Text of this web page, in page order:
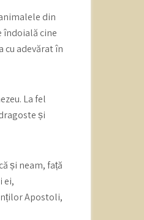
din
îndoială cine
cu adevărat în
La fel
și
și neam, față
ei,
Apostoli,